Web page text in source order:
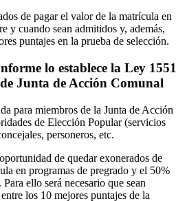
de pagar el valor de la matrícula en
y cuando sean admitidos y, además,
puntajes en la prueba de selección.
lo establece la Ley 1551
Junta de Acción Comunal
para miembros de la Junta de Acción
de Elección Popular (servicios
personeros, etc.
de quedar exonerados de
en programas de pregrado y el 50%
ello será necesario que sean
los 10 mejores puntajes de la